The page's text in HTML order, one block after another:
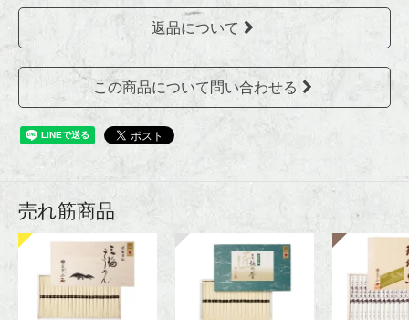
返品について
この商品について問い合わせる
売れ筋商品